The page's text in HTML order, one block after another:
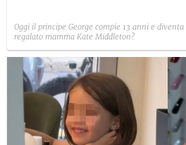
Oggi il principe George compie 13 anni e
regalato mamma Kate Middleton?